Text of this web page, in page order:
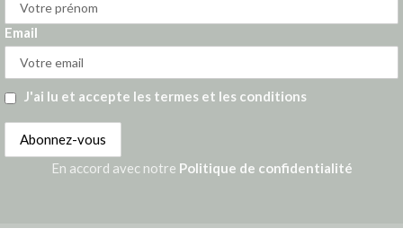
Email
J'ai lu et accepte les termes et les conditions
En accord avec notre Politique de confidentialité